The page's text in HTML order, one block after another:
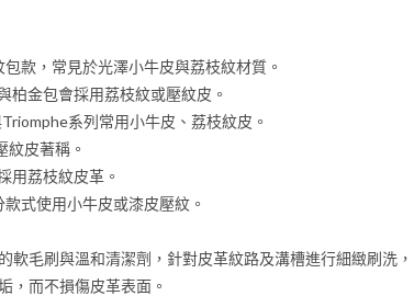
包款，常見於光澤小牛皮與荔枝紋材質。
柏金包會採用荔枝紋或壓紋皮。
系列常用小牛皮、荔枝紋皮。
紋皮著稱。
用荔枝紋皮革。
款式使用小牛皮或漆皮壓紋。
軟毛刷與溫和清潔劑，針對皮革紋路及溝槽進行細緻刷洗，
，而不損傷皮革表面。